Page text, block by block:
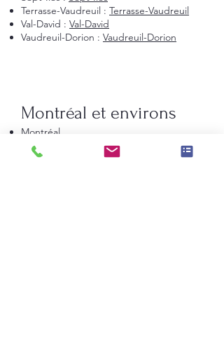
Terrasse-Vaudreuil : Terrasse-Vaudreuil
Val-David : Val-David
Vaudreuil-Dorion : Vaudreuil-Dorion
Montréal et environs
Montréal
Laval
Longueuil